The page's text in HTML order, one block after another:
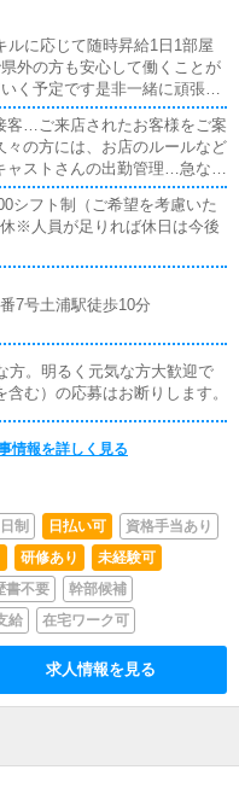
ルに応じて随時昇給1日1部屋
外の方も安心して働くことが
く予定です是非一緒に頑張り
客…ご来店されたお客様をご案
の方には、お店のルールなど
ストさんの出勤管理…急な体
、出勤予定の女性に問題ないか
た受付作業…受付業務のみな
数風俗媒体を更新していただ
ち合わせ・店舗内清掃業務な
シフト制（ご希望を考慮いた
※人員が足りれば休日は今後
7号土浦駅徒歩10分
方。明るく元気な方大歓迎で
む）の応募はお断りします。
情報を詳しく見る
制 日払い可
資格手当あり
研修あり
未経験可
書不要
幹部候補
給 在宅ワーク可
求人情報を見る